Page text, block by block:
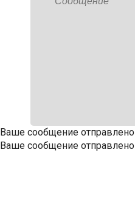
Ваше сообщение отправлено
Ваше сообщение отправлено